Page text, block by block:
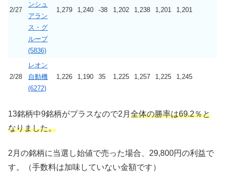
2/27
ンシュ
アラン
ス・グ
ループ
(5836)
1,279 1,240 -38 1,202 1,238 1,201 1,201
2/28
レオン
自動機
(6272)
1,226 1,190 35 1,225 1,257 1,225 1,245
13銘柄中9銘柄がプラスなので2月 全体の勝率は69.2％と
なりました。
2月 の銘柄に当選し始値で売った場合、29,800円の利益で
す。（手数料は加味していない金額です）